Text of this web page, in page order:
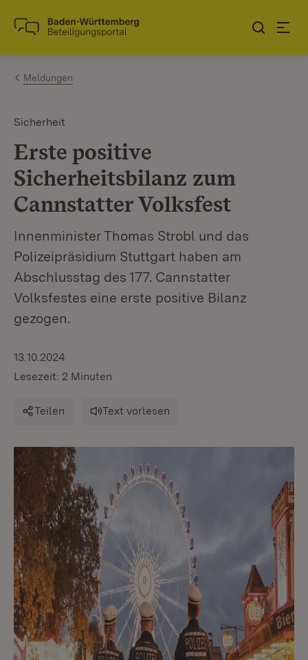
Zum Inhalt springen
Link zur Startseite
Meldungen
Sicherheit
Erste positive
Sicherheitsbilanz zum
Cannstatter Volksfest
Innenminister Thomas Strobl und das
Polizeipräsidium Stuttgart haben am
Abschlusstag des 177. Cannstatter
Volksfestes eine erste positive Bilanz
gezogen.
13.10.2024
Lesezeit: 2 Minuten
Teilen Text vorlesen